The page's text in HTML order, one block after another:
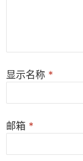
显示名称 *
邮箱 *